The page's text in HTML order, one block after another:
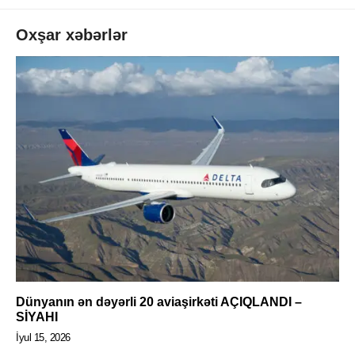
Oxşar xəbərlər
Dünyanın ən dəyərli 20 aviaşirkəti AÇIQLANDI –
SİYAHI
İyul 15, 2026